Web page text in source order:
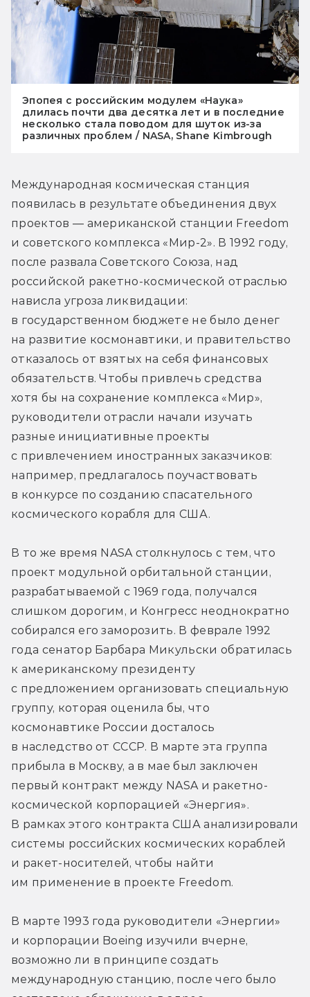
Эпопея с российским модулем «Наука»
длилась почти два десятка лет и в последние
несколько стала поводом для шуток из-за
различных проблем / NASA, Shane Kimbrough
Международная космическая станция
появилась в результате объединения двух
проектов — американской станции Freedom
и советского комплекса «Мир-2». В 1992 году,
после развала Советского Союза, над
российской ракетно-космической отраслью
нависла угроза ликвидации:
в государственном бюджете не было денег
на развитие космонавтики, и правительство
отказалось от взятых на себя финансовых
обязательств. Чтобы привлечь средства
хотя бы на сохранение комплекса «Мир»,
руководители отрасли начали изучать
разные инициативные проекты
с привлечением иностранных заказчиков:
например, предлагалось поучаствовать
в конкурсе по созданию спасательного
космического корабля для США.
В то же время NASA столкнулось с тем, что
проект модульной орбитальной станции,
разрабатываемой с 1969 года, получался
слишком дорогим, и Конгресс неоднократно
собирался его заморозить. В феврале 1992
года сенатор Барбара Микульски обратилась
к американскому президенту
с предложением организовать специальную
группу, которая оценила бы, что
космонавтике России досталось
в наследство от СССР. В марте эта группа
прибыла в Москву, а в мае был заключен
первый контракт между NASA и ракетно-
космической корпорацией «Энергия».
В рамках этого контракта США анализировали
системы российских космических кораблей
и ракет-носителей, чтобы найти
им применение в проекте Freedom.
В марте 1993 года руководители «Энергии»
и корпорации Boeing изучили вчерне,
возможно ли в принципе создать
международную станцию, после чего было